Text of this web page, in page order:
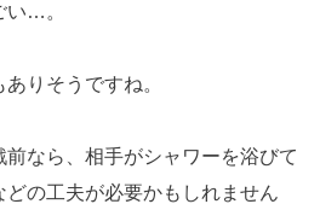
い…。
ありそうですね。
なら、相手がシャワーを浴びて
の工夫が必要かもしれません